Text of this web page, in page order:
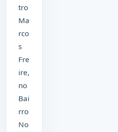
tro
Ma
rco
s
Fre
ire,
no
Bai
rro
No